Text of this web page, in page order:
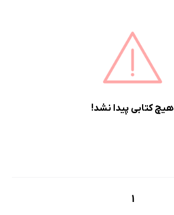
پرفروش‌ها
پربحث‌ها
هیچ کتابی پیدا نشد!
1